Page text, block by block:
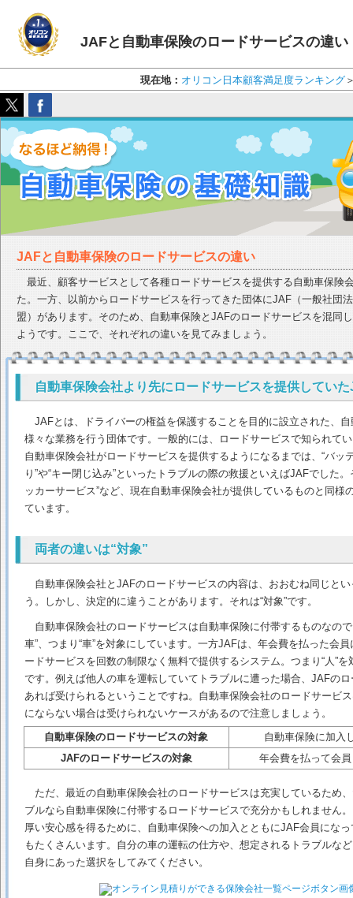
JAFと自動車保険のロードサービスの違
現在地： オリコン日本顧客満足度ランキング
JAFと自動車保険のロードサービスの違い
最近、顧客サービスとして各種ロードサービスを提供する自動車保険
た。一方、以前からロードサービスを行ってきた団体にJAF（一般社団
盟）があります。そのため、自動車保険とJAFのロードサービスを混同
ようです。ここで、それぞれの違いを見てみましょう。
自動車保険会社より先にロードサービスを提供してい
JAFとは、ドライバーの権益を保護することを目的に設立された、自
様々な業務を行う団体です。一般的には、ロードサービスで知られて
自動車保険会社がロードサービスを提供するようになるまでは、“バッ
り”や“キー閉じ込み”といったトラブルの際の救援といえばJAFでした。
ッカーサービス”など、現在自動車保険会社が提供しているものと同様
ています。
両者の違いは“対象”
自動車保険会社とJAFのロードサービスの内容は、おおむね同じと
う。しかし、決定的に違うことがあります。それは“対象”です。
自動車保険会社のロードサービスは自動車保険に付帯するものなので
車”、つまり“車”を対象にしています。一方JAFは、年会費を払った会
ードサービスを回数の制限なく無料で提供するシステム。つまり“人”
です。例えば他人の車を運転していてトラブルに遭った場合、JAFの
あれば受けられるということですね。自動車保険会社のロードサービ
にならない場合は受けられないケースがあるので注意しましょう。
自動車保険のロードサービスの対象
自動車保険に加入
JAFのロードサービスの対象
年会費を払って会
ただ、最近の自動車保険会社のロードサービスは充実しているため
ブルなら自動車保険に付帯するロードサービスで充分かもしれません
厚い安心感を得るために、自動車保険への加入とともにJAF会員にな
もたくさんいます。自分の車の運転の仕方や、想定されるトラブルな
自身にあった選択をしてみてください。